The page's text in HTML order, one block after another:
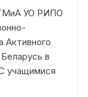
УО РИПО
Активного
в
учащимися